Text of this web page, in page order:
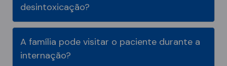
desintoxicação?
A família pode visitar o paciente durante a
internação?